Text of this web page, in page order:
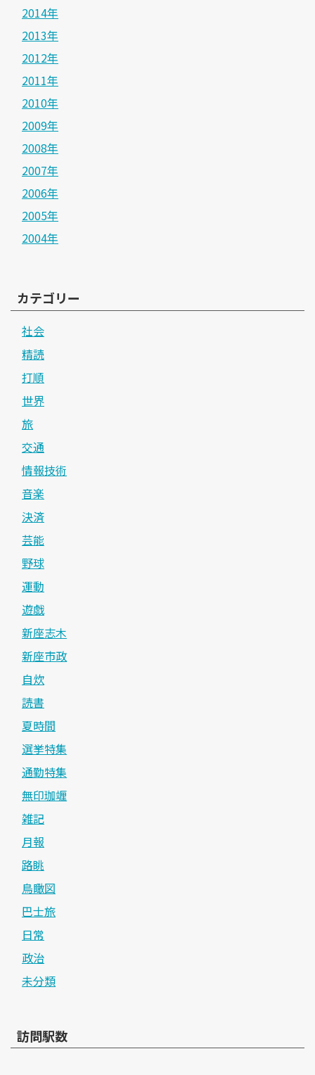
2014年
2013年
2012年
2011年
2010年
2009年
2008年
2007年
2006年
2005年
2004年
カテゴリー
社会
精読
打順
世界
旅
交通
情報技術
音楽
決済
芸能
野球
運動
遊戯
新座志木
新座市政
自炊
読書
夏時間
選挙特集
通勤特集
無印珈竰
雑記
月報
路眺
鳥瞰図
巴士旅
日常
政治
未分類
訪問駅数